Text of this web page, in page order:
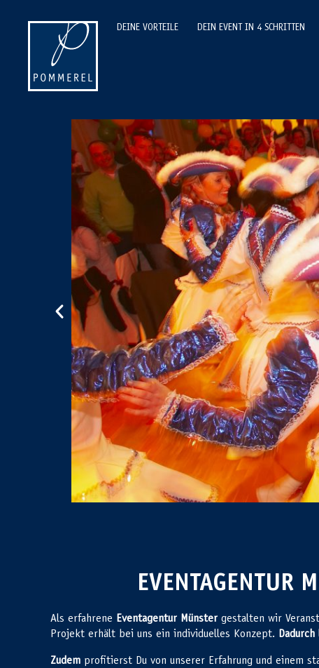
DEINE VORTEILE DEIN EVENT IN 4 SCHRITTEN
EVENTAGENTUR
Als erfahrene Eventagentur Münster gestalten wir
Projekt erhält bei uns ein individuelles Konzept. Dadurch
Zudem profitierst Du von unserer Erfahrung und einem